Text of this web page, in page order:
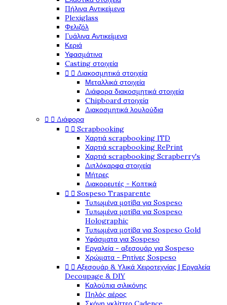
Πήλινα Αντικείμενα
Plexiglass
Φελιζόλ
Γυάλινα Αντικείμενα
Κεριά
Υφασμάτινα
Casting στοιχεία
  Διακοσμητικά στοιχεία
Μεταλλικά στοιχεία
Διάφορα διακοσμητικά στοιχεία
Chipboard στοιχεία
Διακοσμητικά λουλούδια
  Διάφορα
  Scrapbooking
Χαρτιά scrapbooking ITD
Χαρτιά scrapbooking RePrint
Χαρτιά scrapbooking Scrapberry's
Διπλόκαρφα στοιχεία
Μήτρες
Διακορευτές - Κοπτικά
  Sospeso Trasparente
Τυπωμένα μοτίβα για Sospeso
Τυπωμένα μοτίβα για Sospeso
Holographic
Τυπωμένα μοτίβα για Sospeso Gold
Υφάσματα για Sospeso
Εργαλεία - αξεσουάρ για Sospeso
Χρώματα - Ρητίνες Sospeso
  Αξεσουάρ & Υλικά Χειροτεχνίας | Εργαλεία
Decoupage & DIY
Καλούπια σιλικόνης
Πηλός αέρος